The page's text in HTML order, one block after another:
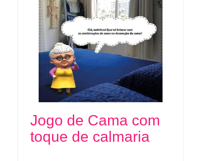
Jogo de Cama com
toque de calmaria